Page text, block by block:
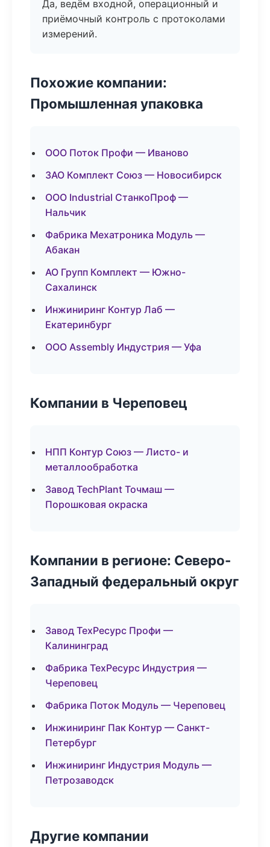
Да, ведём входной, операционный и
приёмочный контроль с протоколами
измерений.
Похожие компании:
Промышленная упаковка
ООО Поток Профи — Иваново
ЗАО Комплект Союз — Новосибирск
ООО Industrial СтанкоПроф —
Нальчик
Фабрика Мехатроника Модуль —
Абакан
АО Групп Комплект — Южно-
Сахалинск
Инжиниринг Контур Лаб —
Екатеринбург
ООО Assembly Индустрия — Уфа
Компании в Череповец
НПП Контур Союз — Листо- и
металлообработка
Завод TechPlant Точмаш —
Порошковая окраска
Компании в регионе: Северо-
Западный федеральный округ
Завод ТехРесурс Профи —
Калининград
Фабрика ТехРесурс Индустрия —
Череповец
Фабрика Поток Модуль — Череповец
Инжиниринг Пак Контур — Санкт-
Петербург
Инжиниринг Индустрия Модуль —
Петрозаводск
Другие компании